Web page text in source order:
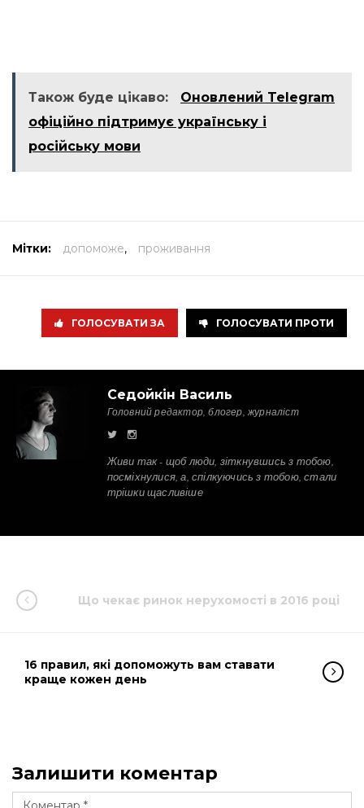
Також буде цікаво:
Оновлений Telegram
офіційно підтримує українську і
російську мови
Мітки: допоможе, проживання
ГОЛОСУВАТИ ЗА ГОЛОСУВАТИ ПРОТИ
Седойкін Василь
Головний редактор, блогер, журналіст
Живи так - щоб люди, зіткнувшись з тобою,
посміхнулися, а, спілкуючись з тобою, стали
трішки щасливіше
Що чекає ринок нерухомості в 2016 році
16 правил, які допоможуть вам ставати
краще кожен день
Залишити коментар